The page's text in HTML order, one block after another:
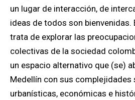
un lugar de interacción, de
ideas de todos son bienvenidas.
trata de explorar las
colectivas de la sociedad
un espacio alternativo que (se)
Medellín con sus complejidades
urbanísticas, económicas e